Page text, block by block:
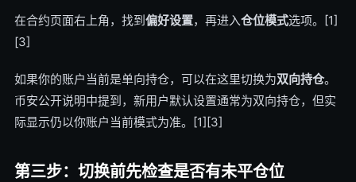
在合约页面右上角，找到偏好设置，再进入仓位模式选项。[1]
[3]
如果你的账户当前是单向持仓，可以在这里切换为双向持仓。
币安公开说明中提到，新用户默认设置通常为双向持仓，但实
际显示仍以你账户当前模式为准。[1][3]
第三步：切换前先检查是否有未平仓位